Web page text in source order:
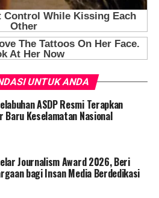
UNTUK ANDA
ASDP Resmi Terapkan
Baru Keselamatan Nasional
Journalism Award 2026, Beri
bagi Insan Media Berdedikasi